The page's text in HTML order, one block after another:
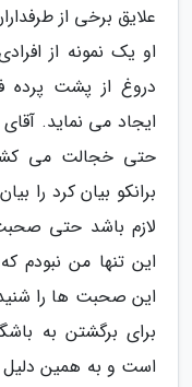
علایق برخی از
او یک نمونه از
دروغ از پشت
ایجاد می نماید.
حتی خجالت می
برانکو بیان کرد را
لازم باشد حتی
این تنها من نبودم
این صحبت ها را
برای برگشتن به
است و به همین